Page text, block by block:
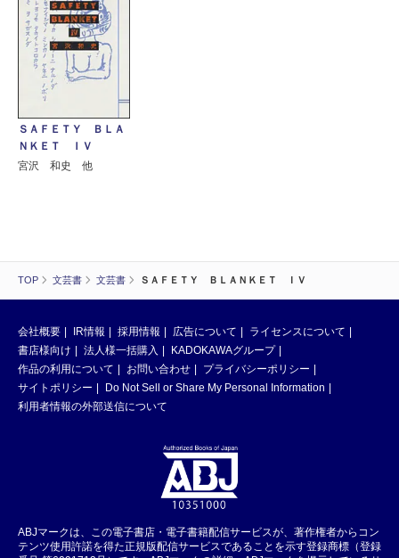
TOP 文芸書 文芸書 ＳＡＦＥＴＹ ＢＬＡＮＫＥＴ ＩＶ
ＳＡＦＥＴＹ ＢＬＡ
ＮＫＥＴ ＩＶ
宮沢 和史 他
会社概要 IR情報 採用情報 広告について
ライセンスについて
書店様向け
法人様一括購入
KADOKAWAグループ
作品の利用について
お問い合わせ
プライバシーポリシー
サイトポリシー
Do Not Sell or Share My Personal Information
利用者情報の外部送信について
ABJマークは、この電子書店・電子書籍配信サービスが、著作権者からコン
テンツ使用許諾を得た正規版配信サービスであることを示す登録商標（登録